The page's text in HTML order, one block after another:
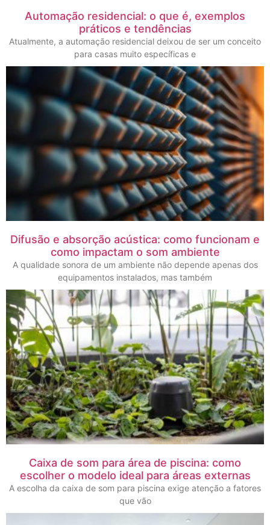
Automação residencial: o que é, exemplos
práticos e tendências
Atualmente, a automação residencial deixou de ser um conceito
para casas muito específicas e
Difusão e absorção acústica: como funcionam e
como impactam o som ambiente
A qualidade sonora de um ambiente não depende apenas dos
equipamentos instalados, mas também
Caixa de som para área de piscina: como
escolher o modelo ideal para áreas externas
A escolha da caixa de som para piscina exige atenção a fatores
que vão